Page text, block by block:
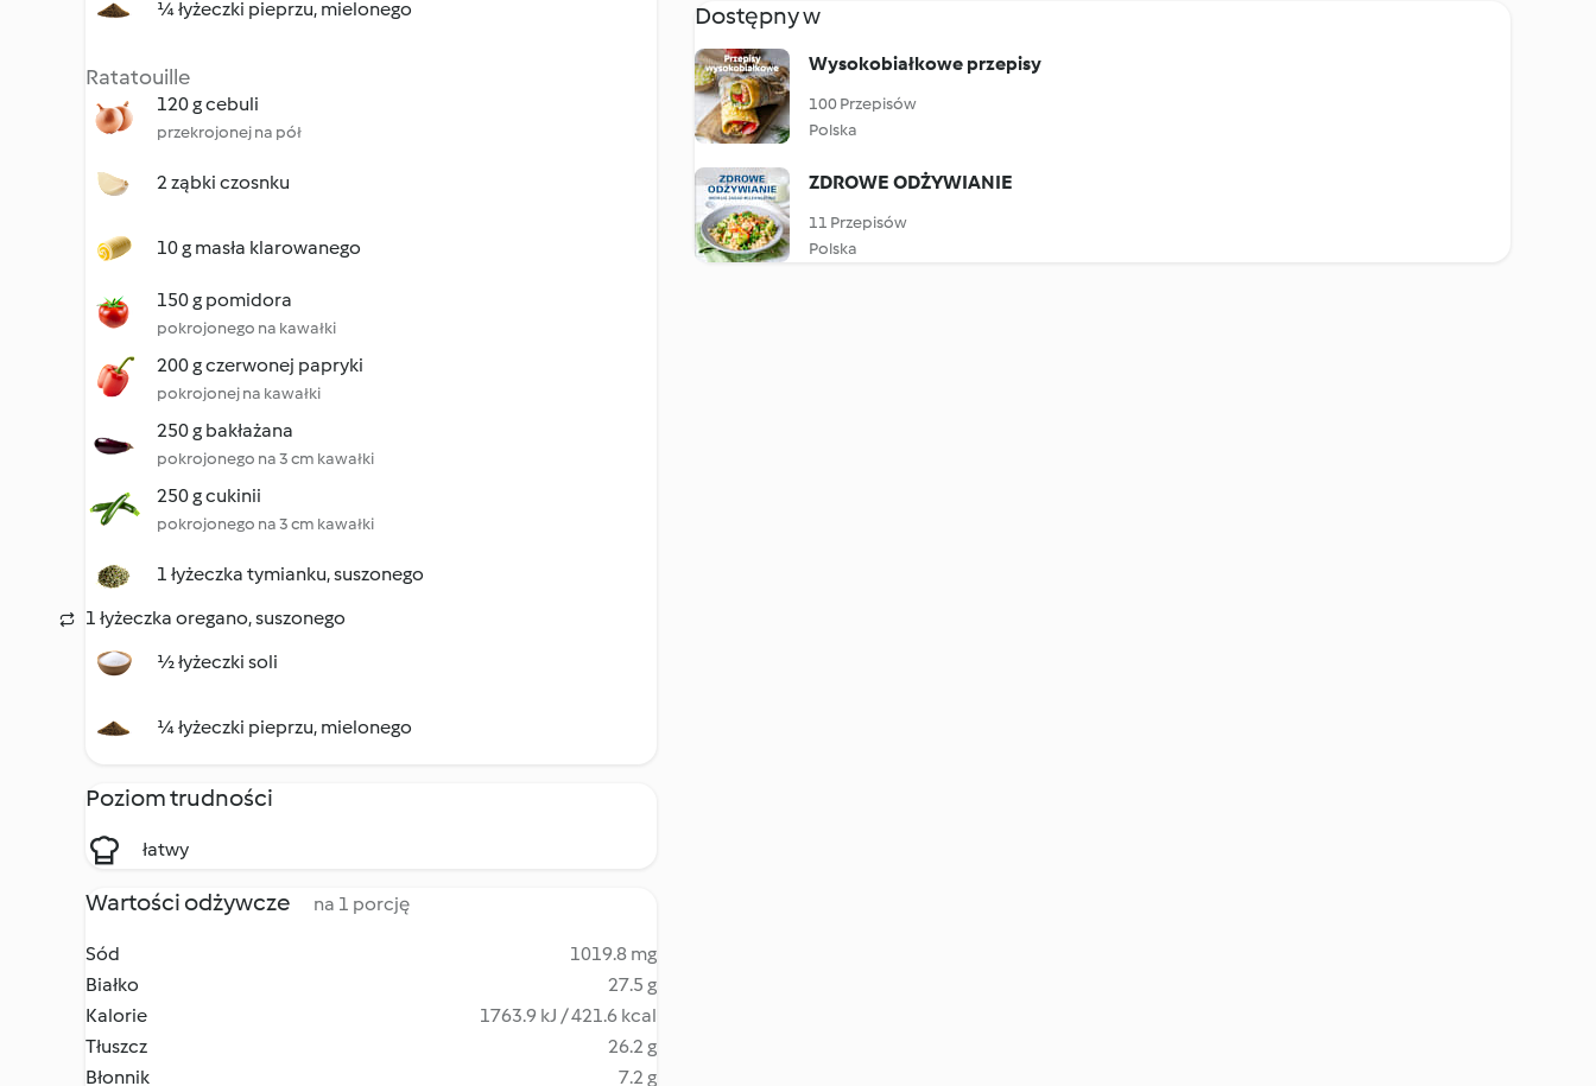
¼ łyżeczki pieprzu, mielonego
Ratatouille
120 g cebuli
przekrojonej na pół
2 ząbki czosnku
10 g masła klarowanego
150 g pomidora
pokrojonego na kawałki
200 g czerwonej papryki
pokrojonej na kawałki
250 g bakłażana
pokrojonego na 3 cm kawałki
250 g cukinii
pokrojonego na 3 cm kawałki
1 łyżeczka tymianku, suszonego
1 łyżeczka oregano, suszonego
½ łyżeczki soli
¼ łyżeczki pieprzu, mielonego
Poziom trudności
łatwy
Wartości odżywcze na 1 porcję
Sód
1019.8 mg
Białko
27.5 g
Kalorie
1763.9 kJ / 421.6 kcal
Tłuszcz
26.2 g
Błonnik
7.2 g
Dostępny w
Wysokobiałkowe przepisy
100 Przepisów
Polska
ZDROWE ODŻYWIANIE
11 Przepisów
Polska